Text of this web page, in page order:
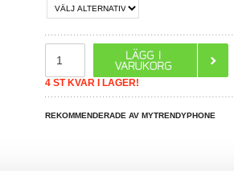
4 ST KVAR I LAGER!
REKOMMENDERADE AV MYTRENDYPHONE